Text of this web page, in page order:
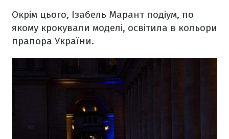
Окрім цього, Ізабель Марант подіум, по
якому крокували моделі, освітила в кольори
прапора України.